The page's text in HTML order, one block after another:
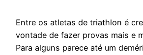
Entre os atletas de triathlon é
vontade de fazer provas mais e
Para alguns parece até um